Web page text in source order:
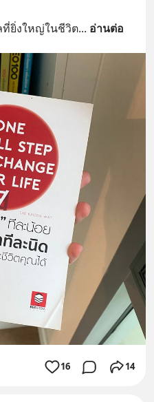
ที่ยิ่งใหญ่ในชีวิต... อ่านต่อ
16 14